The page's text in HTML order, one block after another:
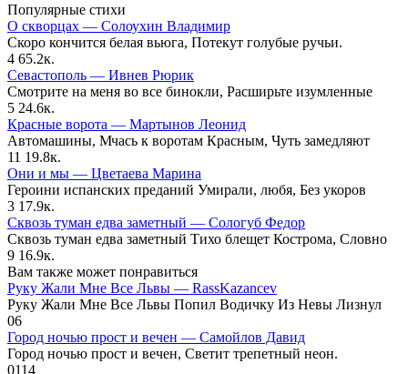
Популярные стихи
О скворцах — Солоухин Владимир
Скоро кончится белая вьюга, Потекут голубые ручьи.
4 65.2к.
Севастополь — Ивнев Рюрик
Смотрите на меня во все бинокли, Расширьте изумленные
5 24.6к.
Красные ворота — Мартынов Леонид
Автомашины, Мчась к воротам Красным, Чуть замедляют
11 19.8к.
Они и мы — Цветаева Марина
Героини испанских преданий Умирали, любя, Без укоров
3 17.9к.
Сквозь туман едва заметный — Сологуб Федор
Сквозь туман едва заметный Тихо блещет Кострома, Словно
9 16.9к.
Вам также может понравиться
­Руку Жали Мне Все Львы — RassKazancev
Руку Жали Мне Все Львы Попил Водичку Из Невы Лизнул
06
Город ночью прост и вечен — Самойлов Давид
Город ночью прост и вечен, Светит трепетный неон.
0114